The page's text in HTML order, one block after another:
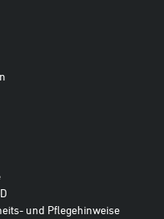
und Pflegehinweise